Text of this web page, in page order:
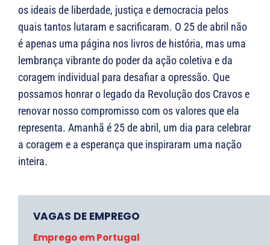
os ideais de liberdade, justiça e democracia pelos
quais tantos lutaram e sacrificaram. O 25 de abril não
é apenas uma página nos livros de história, mas uma
lembrança vibrante do poder da ação coletiva e da
coragem individual para desafiar a opressão. Que
possamos honrar o legado da Revolução dos Cravos e
renovar nosso compromisso com os valores que ela
representa. Amanhã é 25 de abril, um dia para celebrar
a coragem e a esperança que inspiraram uma nação
inteira.
VAGAS DE EMPREGO
Emprego em Portugal